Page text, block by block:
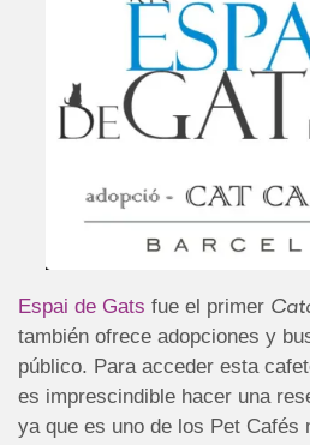
Espai de Gats fue el primer
también ofrece adopciones y
público. Para acceder esta
es imprescindible hacer una
ya que es uno de los Pet Cafés